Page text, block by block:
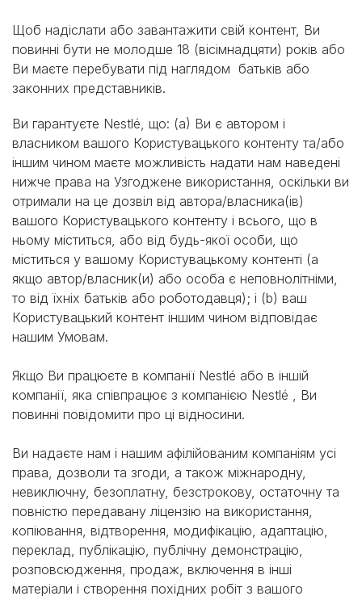
Щоб надіслати або завантажити свій контент, Ви
повинні бути не молодше 18 (вісімнадцяти) років або
Ви маєте перебувати під наглядом батьків або
законних представників.
Ви гарантуєте Nestlé, що: (a) Ви є автором і
власником вашого Користувацького контенту та/або
іншим чином маєте можливість надати нам наведені
нижче права на Узгоджене використання, оскільки ви
отримали на це дозвіл від автора/власника(ів)
вашого Користувацького контенту і всього, що в
ньому міститься, або від будь-якої особи, що
міститься у вашому Користувацькому контенті (а
якщо автор/власник(и) або особа є неповнолітніми,
то від їхніх батьків або роботодавця); і (b) ваш
Користувацький контент іншим чином відповідає
нашим Умовам.
Якщо Ви працюєте в компанії Nestlé або в іншій
компанії, яка співпрацює з компанією Nestlé , Ви
повинні повідомити про ці відносини.
Ви надаєте нам і нашим афілійованим компаніям усі
права, дозволи та згоди, а також міжнародну,
невиключну, безоплатну, безстрокову, остаточну та
повністю передавану ліцензію на використання,
копіювання, відтворення, модифікацію, адаптацію,
переклад, публікацію, публічну демонстрацію,
розповсюдження, продаж, включення в інші
матеріали і створення похідних робіт з вашого